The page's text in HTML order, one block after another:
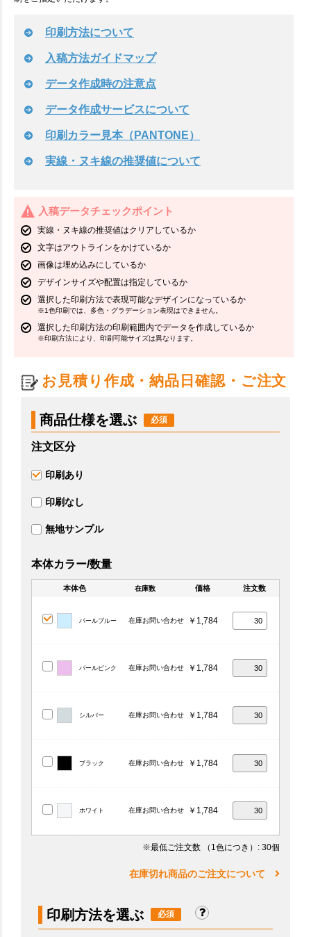
印刷方法について
入稿方法ガイドマップ
データ作成時の注意点
データ作成サービスについて
印刷カラー見本（PANTONE）
実線・ヌキ線の推奨値について
入稿データチェックポイント
実線・ヌキ線の推奨値はクリアしているか
文字はアウトラインをかけているか
画像は埋め込みにしているか
デザインサイズや配置は指定しているか
選択した印刷方法で表現可能なデザインになっているか
※1色印刷では、多色・グラデーション表現はできません。
選択した印刷方法の印刷範囲内でデータを作成しているか
※印刷方法により、印刷可能サイズは異なります。
お見積り作成・納品日確認・ご注文
商品仕様を選ぶ
注文区分
印刷あり
印刷なし
無地サンプル
本体カラー/数量
本体色 在庫数 価格 注文数
パールブルー 在庫お問い合わせ ￥1,784
パールピンク 在庫お問い合わせ ￥1,784
シルバー 在庫お問い合わせ ￥1,784
ブラック 在庫お問い合わせ ￥1,784
ホワイト 在庫お問い合わせ ￥1,784
※最低ご注文数 （1色につき） : 30個
在庫切れ商品のご注文について
印刷方法を選ぶ